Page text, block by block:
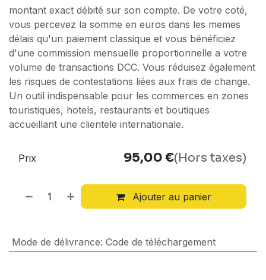
montant exact débité sur son compte. De votre coté,
vous percevez la somme en euros dans les memes
délais qu'un paiement classique et vous bénéficiez
d'une commission mensuelle proportionnelle a votre
volume de transactions DCC. Vous réduisez également
les risques de contestations liées aux frais de change.
Un outil indispensable pour les commerces en zones
touristiques, hotels, restaurants et boutiques
accueillant une clientele internationale.
Ajouter au panier
Prix 95,00€(Hors taxes)
Mode de délivrance: Code de téléchargement